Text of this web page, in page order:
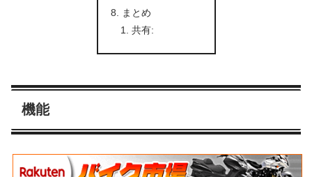
まとめ
共有:
機能